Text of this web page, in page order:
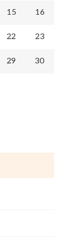
15 16
22 23
29 30